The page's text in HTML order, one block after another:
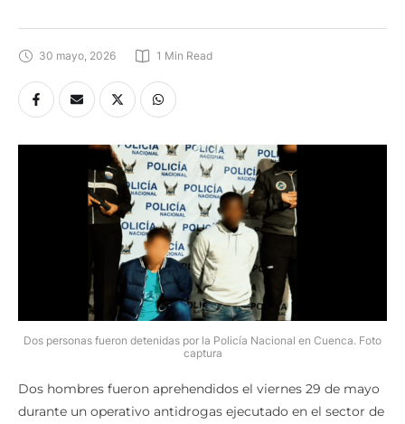
30 mayo, 2026 1 Min Read
Dos personas fueron detenidas por la Policía Nacional en Cuenca. Foto
captura
Dos hombres fueron aprehendidos el viernes 29 de mayo
durante un operativo antidrogas ejecutado en el sector de